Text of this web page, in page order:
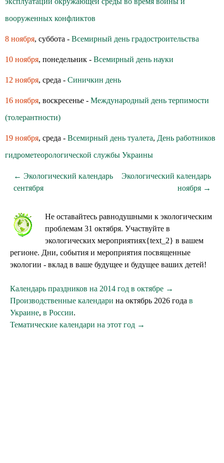
вооруженных конфликтов
8 ноября, суббота - Всемирный день градостроительства
10 ноября, понедельник - Всемирный день науки
12 ноября, среда - Синичкин день
16 ноября, воскресенье - Международный день терпимости
(толерантности)
19 ноября, среда - Всемирный день туалета, День работников
гидрометеорологической службы Украины
← Экологический календарь
сентября
Экологический календарь
ноября →
Не оставайтесь равнодушными к экологическим
проблемам 31 октября. Участвуйте в
экологических мероприятиях{text_2} в вашем
регионе. Дни, события и мероприятия посвященные
экологии - вклад в ваше будущее и будущее ваших детей!
Календарь праздников на 2014 год в октябре →
Производственные календари на октябрь 2026 года в
Украине, в России.
Тематические календари на этот год →